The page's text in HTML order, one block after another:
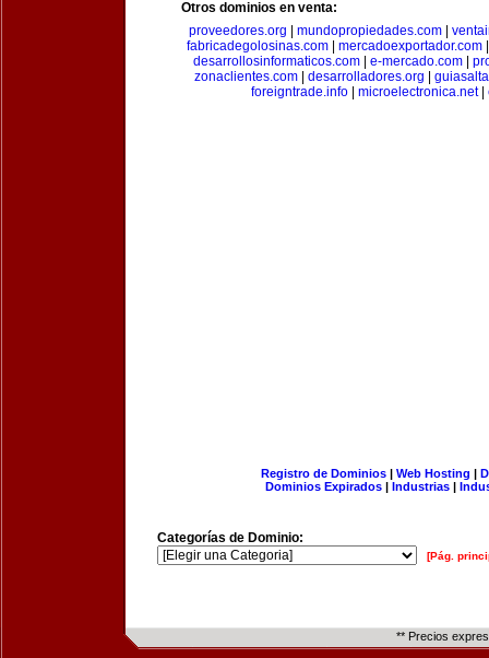
Otros dominios en venta:
proveedores.org
mundopropiedades.com|
fabricadegolosinas.com
mercadoexportador.com
desarrollosinformaticos.com| e-mercado.com|
zonaclientes.com| desarrolladores.org
foreigntrade.info| microelectronica.net|
Registro de Dominios| Web Hosting |
Dominios Expirados | Industrias |
Categorías de Dominio:
[Pág.
** Precios